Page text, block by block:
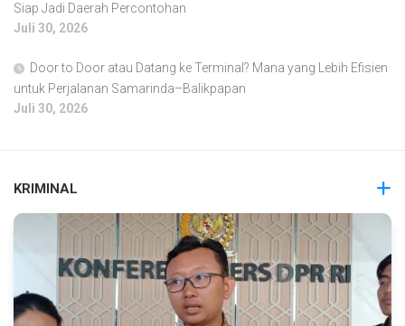
Siap Jadi Daerah Percontohan
Juli 30, 2026
Door to Door atau Datang ke Terminal? Mana yang Lebih Efisien
untuk Perjalanan Samarinda–Balikpapan
Juli 30, 2026
KRIMINAL